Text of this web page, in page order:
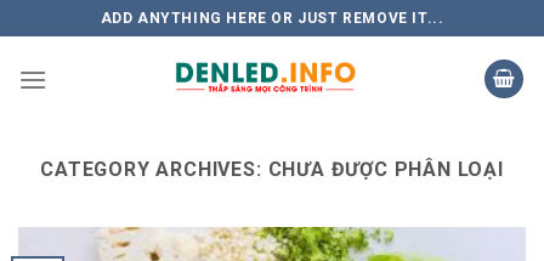
to
content
ADD ANYTHING HERE OR JUST REMOVE IT...
CATEGORY ARCHIVES: CHƯA ĐƯỢC PHÂN LOẠI